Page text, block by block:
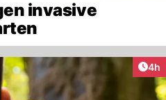
invasive
4h